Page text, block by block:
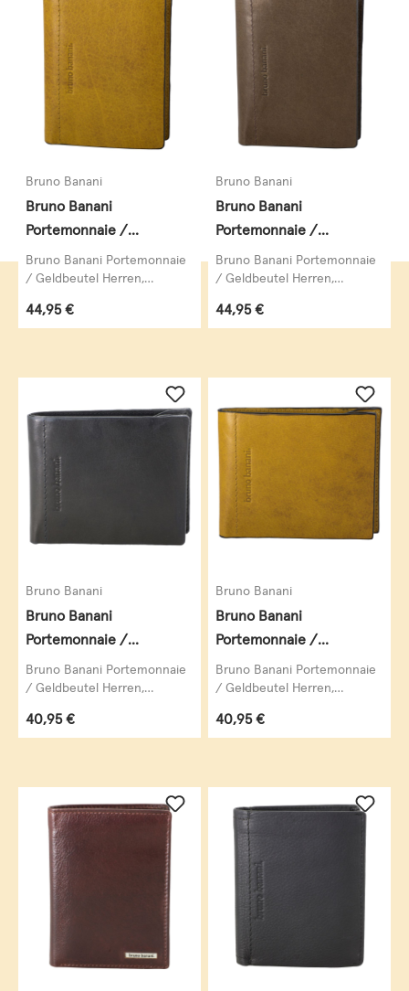
Bruno Banani
Bruno Banani
Portemonnaie /
Geldbeutel Herren,
ARIZONA Geldbörse,
Geldbeutel, Vollrindleder
Hochformat mit Klappen,
Bruno Banani Portemonnaie
/ Geldbeutel Herren,
Geldbeutel, Vollrindleder
Hochformat...
Regulärer Preis:
44,95 €
Bruno Banani
Bruno Banani
Portemonnaie /
Geldbeutel Herren,
ARIZONA Geldbörse,
Geldbeutel, Vollrindleder
Hochformat mit Klappen,
Bruno Banani Portemonnaie
/ Geldbeutel Herren,
Geldbeutel, Vollrindleder
Hochformat...
Regulärer Preis:
44,95 €
Bruno Banani
Bruno Banani
Portemonnaie /
Geldbeutel Herren,
ARIZONA Geldbörse,
Geldbeutel, Vollrindleder
Querformat, echt Leder,
Bruno Banani Portemonnaie
/ Geldbeutel Herren,
Geldbeutel, Vollrindleder
Querformat,...
Regulärer Preis:
40,95 €
Bruno Banani
Bruno Banani
Portemonnaie /
Geldbeutel Herren,
ARIZONA Geldbörse,
Geldbeutel, Vollrindleder
Querformat, echt Leder,
Bruno Banani Portemonnaie
/ Geldbeutel Herren,
Geldbeutel, Vollrindleder
Querformat,...
Regulärer Preis:
40,95 €